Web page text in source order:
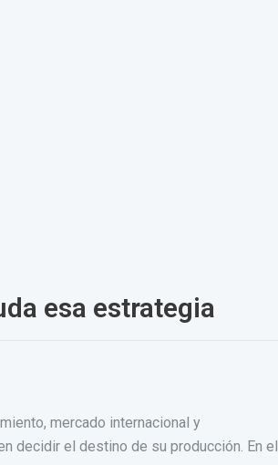
esa estrategia
mercado internacional y
decidir el destino de su producción. En el